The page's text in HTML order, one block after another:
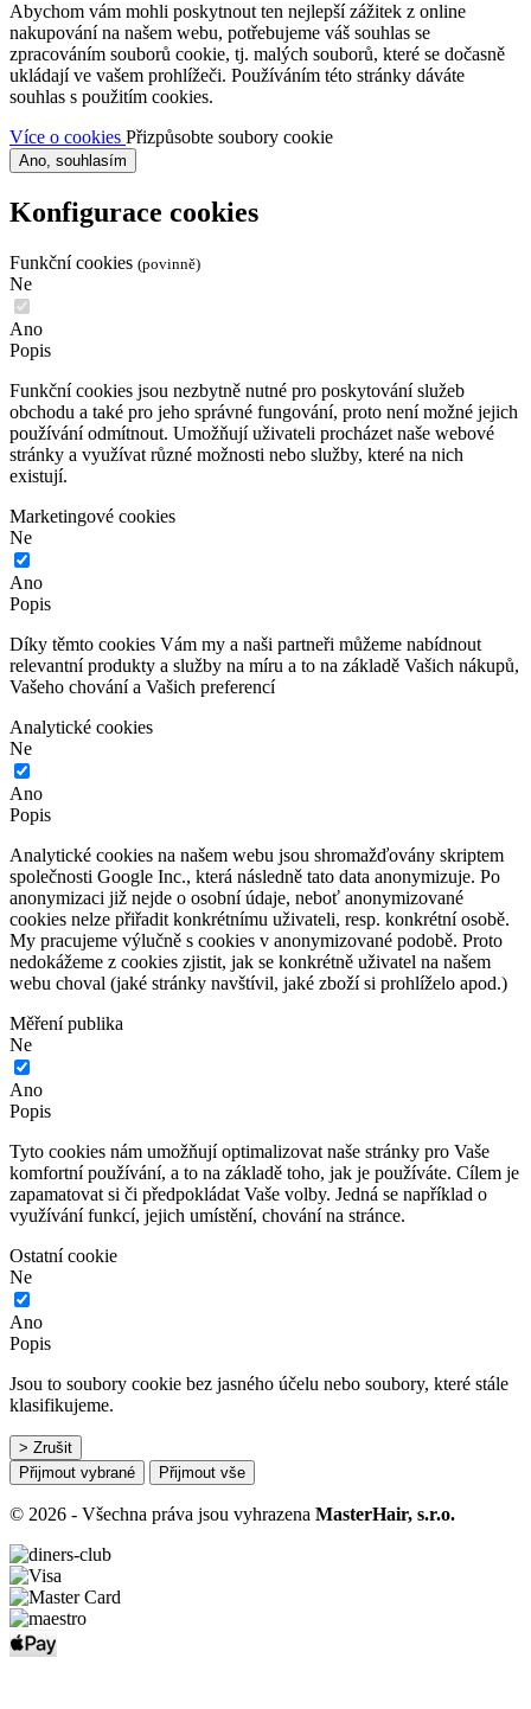
Abychom vám mohli poskytnout ten nejlepší zážitek z online
nakupování na našem webu, potřebujeme váš souhlas se
zpracováním souborů cookie, tj. malých souborů, které se dočasně
ukládají ve vašem prohlížeči. Používáním této stránky dáváte
souhlas s použitím cookies.
Více o cookies Přizpůsobte soubory cookie
Ano, souhlasím
Konfigurace cookies
Funkční cookies (povinně)
Ne
Ano
Popis
Funkční cookies jsou nezbytně nutné pro poskytování služeb
obchodu a také pro jeho správné fungování, proto není možné jejich
používání odmítnout. Umožňují uživateli procházet naše webové
stránky a využívat různé možnosti nebo služby, které na nich
existují.
Marketingové cookies
Ne
Ano
Popis
Díky těmto cookies Vám my a naši partneři můžeme nabídnout
relevantní produkty a služby na míru a to na základě Vašich nákupů,
Vašeho chování a Vašich preferencí
Analytické cookies
Ne
Ano
Popis
Analytické cookies na našem webu jsou shromažďovány skriptem
společnosti Google Inc., která následně tato data anonymizuje. Po
anonymizaci již nejde o osobní údaje, neboť anonymizované
cookies nelze přiřadit konkrétnímu uživateli, resp. konkrétní osobě.
My pracujeme výlučně s cookies v anonymizované podobě. Proto
nedokážeme z cookies zjistit, jak se konkrétně uživatel na našem
webu choval (jaké stránky navštívil, jaké zboží si prohlíželo apod.)
Měření publika
Ne
Ano
Popis
Tyto cookies nám umožňují optimalizovat naše stránky pro Vaše
komfortní používání, a to na základě toho, jak je používáte. Cílem je
zapamatovat si či předpokládat Vaše volby. Jedná se například o
využívání funkcí, jejich umístění, chování na stránce.
Ostatní cookie
Ne
Ano
Popis
Jsou to soubory cookie bez jasného účelu nebo soubory, které stále
klasifikujeme.
> Zrušit
Přijmout vybrané
Přijmout vše
© 2026 - Všechna práva jsou vyhrazena MasterHair, s.r.o.